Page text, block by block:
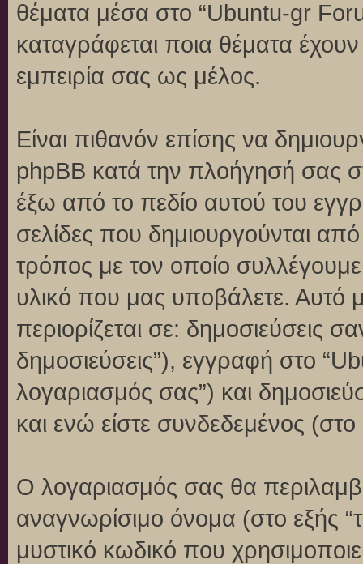
θέματα μέσα στο “Ubuntu-gr
καταγράφεται ποια θέματα
εμπειρία σας ως μέλος.
Είναι πιθανόν επίσης να
phpBB κατά την πλοήγησή σας
έξω από το πεδίο αυτού του
σελίδες που δημιουργούνται
τρόπος με τον οποίο
υλικό που μας υποβάλετε. Αυτό
περιορίζεται σε: δημοσιεύσεις
δημοσιεύσεις”), εγγραφή στο
λογαριασμός σας”) και
και ενώ είστε συνδεδεμένος (στο
Ο λογαριασμός σας θα
αναγνωρίσιμο όνομα (στο εξής
μυστικό κωδικό που